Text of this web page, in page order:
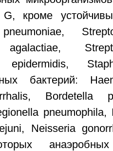
кроме
agalactiae,
epidermidis,
бактерий:
Bordetella
pneumophila,
Neisseria
анаэробных